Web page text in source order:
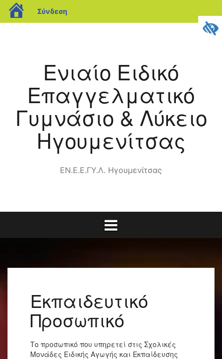
blogs.sch.gr
Σύνδεση
Ενιαίο Ειδικό
Επαγγελματικό
Γυμνάσιο & Λύκειο
Ηγουμενίτσας
ΕΝ.Ε.Ε.ΓΥ.Λ. Ηγουμενίτσας
Εκπαιδευτικό
Προσωπικό
Το προσωπικό που υπηρετεί στις Σχολικές
Μονάδες Ειδικής Αγωγής και Εκπαίδευσης